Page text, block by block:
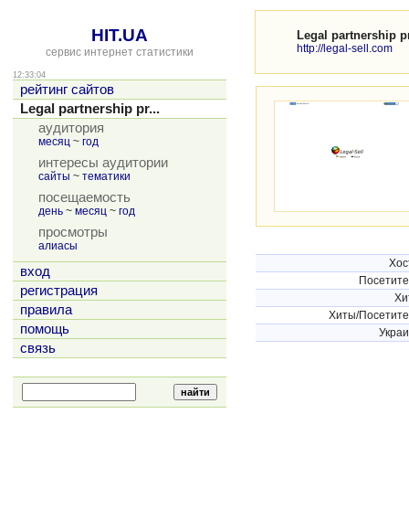
HIT.UA
сервис интернет статистики
12:33:04
рейтинг сайтов
Legal partnership pr...
аудитория
месяц ~ год
интересы аудитории
сайты ~ тематики
посещаемость
день ~ месяц ~ год
просмотры
алиасы
вход
регистрация
правила
помощь
связь
Legal partnership
http://legal-sell.com
Хиты/